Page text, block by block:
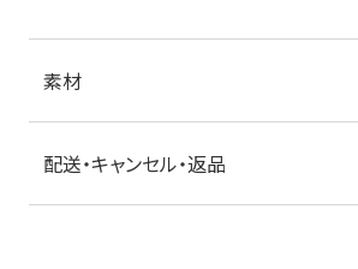
素材
配送・キャンセル・返品